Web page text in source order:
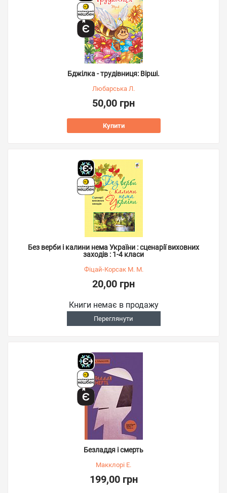
Бджілка - трудівниця: Вірші.
Любарська Л.
50,00 грн
Купити
Без верби і калини нема України : сценарії виховних
заходів : 1-4 класи
Фіцай-Корсак М. М.
20,00 грн
Книги немає в продажу
Переглянути
Безладдя і смерть
Макклорі Е.
199,00 грн